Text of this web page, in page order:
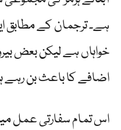
ہے۔ ترجمان کے مطابق
خواہاں ہے لیکن بعض
اضافے کا باعث بن رہے
اس تمام سفارتی عمل